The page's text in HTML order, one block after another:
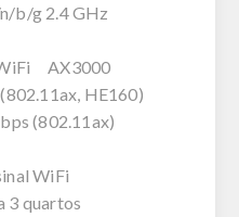
b/g 2.4 GHz
AX3000
HE160)
(802.11ax)
WiFi
3 quartos